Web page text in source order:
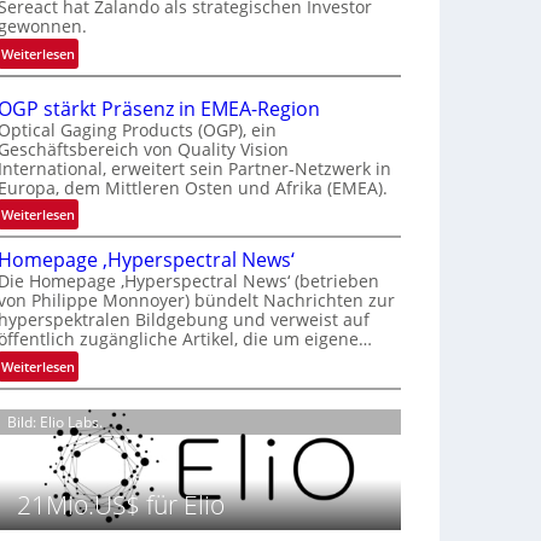
r
n
a
t
i
o
n
a
l
V
i
s
i
o
n
N
i
h
t
2
0
2
hat Zalando als strategischen Investor
Weiterlesen:
Z
a
l
a
n
d
o
b
e
t
e
i
l
i
t
s
i
c
h
a
OGP stärkt Präsenz in EMEA-Region
Optical Gaging Products (OGP), ein
Geschäftsbereich von Quality Vision
International, erweitert sein Partner-Netzwerk in
Europa, dem Mittleren Osten und Afrika (EMEA).
Weiterlesen:
O
G
P
s
t
ä
r
t
P
r
ä
s
e
Homepage ‚Hyperspectral News‘
Die Homepage ‚Hyperspectral News‘ (betrieben
Philippe Monnoyer) bündelt Nachrichten zur
hyperspektralen Bildgebung und verweist auf
zugängliche Artikel, die um eigene…
Weiterlesen:
H
o
m
e
p
a
g
Bild: Elio Labs.
21Mio.US$ für Elio